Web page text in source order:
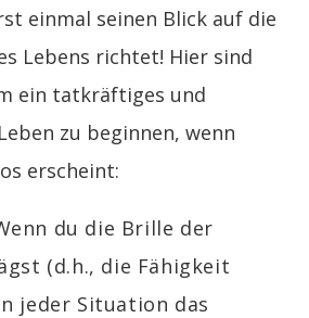
einmal seinen Blick auf die
Lebens richtet! Hier sind
ein tatkräftiges und
zu beginnen, wenn
erscheint:
du die Brille der
(d.h., die Fähigkeit
jeder Situation das